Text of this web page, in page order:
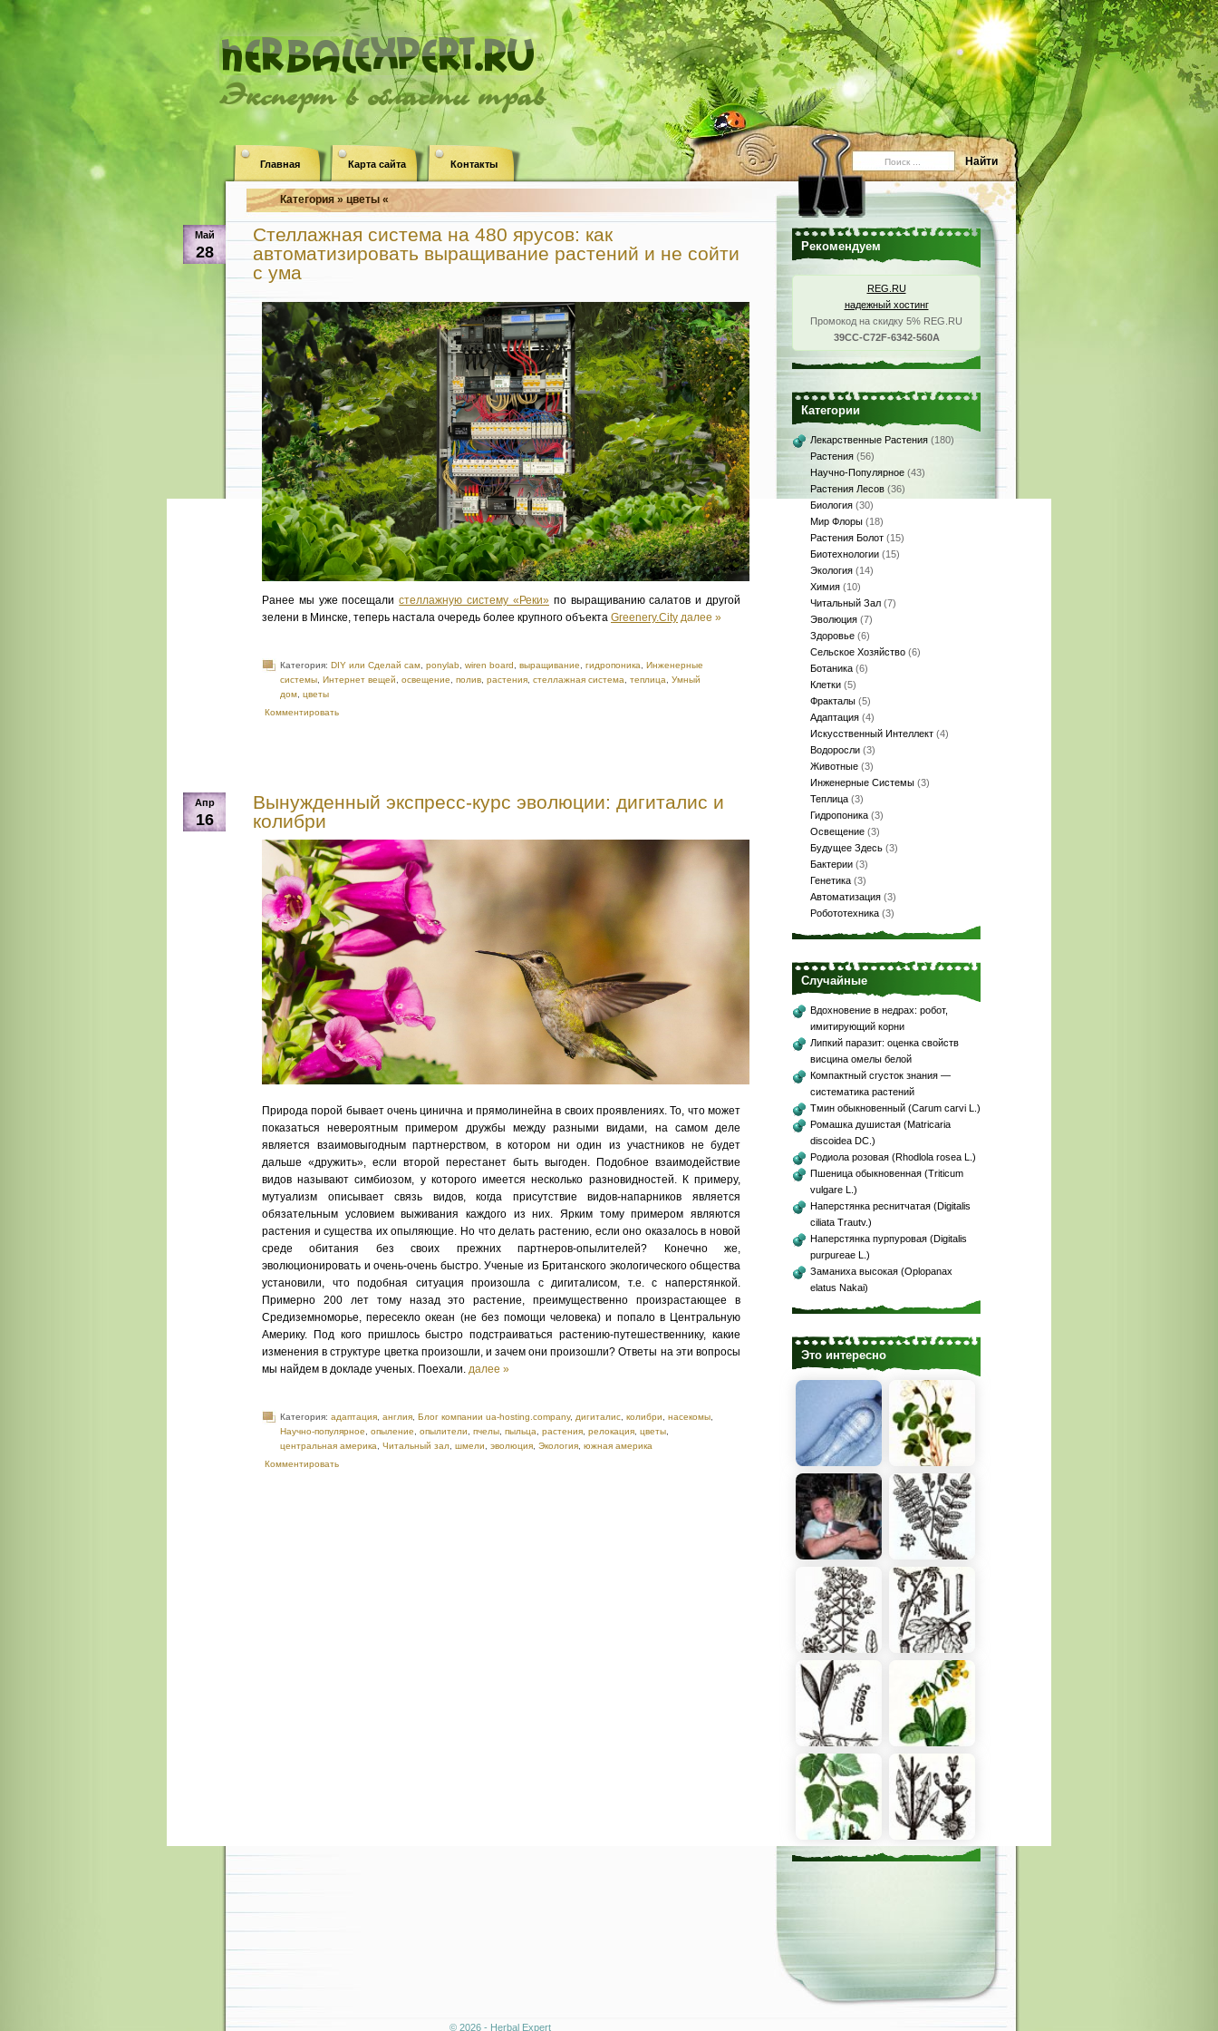
Эксперт в области трав
Главная Карта сайта Контакты
Категория » цветы «
Май
28
Стеллажная система на 480 ярусов: как
автоматизировать выращивание растений и не сойти
с ума
Ранее мы уже посещали стеллажную систему «Реки»по выращиванию салатов и другой
зелени в Минске, теперь настала очередь более крупного объекта Greenery.City далее »
Категория: DIY или Сделай сам ponylab wiren board выращивание гидропоника
Инженерные
системы Интернет вещей освещение полив растения стеллажная система теплица
Умный
дом цветы
Комментировать
Апр
16
Вынужденный экспресс-курс эволюции: дигиталис и
колибри
Природа порой бывает очень цинична и прямолинейна в своих проявлениях. То, что может
показаться невероятным примером дружбы между разными видами, на самом деле
является взаимовыгодным партнерством, в котором ни один из участников не будет
дальше «дружить», если второй перестанет быть выгоден. Подобное взаимодействие
видов называют симбиозом, у которого имеется несколько разновидностей. К примеру,
мутуализм описывает связь видов, когда присутствие видов-напарников является
обязательным условием выживания каждого из них. Ярким тому примером являются
растения и существа их опыляющие. Но что делать растению, если оно оказалось в новой
среде обитания без своих прежних партнеров-опылителей? Конечно же,
эволюционировать и очень-очень быстро. Ученые из Британского экологического общества
установили, что подобная ситуация произошла с дигиталисом, т.е. с наперстянкой.
Примерно 200 лет тому назад это растение, преимущественно произрастающее в
Средиземноморье, пересекло океан (не без помощи человека) и попало в Центральную
Америку. Под кого пришлось быстро подстраиваться растению-путешественнику, какие
изменения в структуре цветка произошли, и зачем они произошли? Ответы на эти вопросы
мы найдем в докладе ученых. Поехали. далее »
Категория: адаптация англия Блог компании ua-hosting.company, дигиталис колибри насекомы
Научно-популярное
опыление опылители пчелы пыльца растения релокация цветы
центральная америка
Читальный зал шмели эволюция Экология южная америка
Комментировать
Рекомендуем
REG.RU
надежный хостинг
Промокод на скидку 5% REG.RU
39CC-C72F-6342-560A
Категории
Лекарственные Растения (180)
Растения (56)
Научно-Популярное (43)
Растения Лесов (36)
Биология (30)
Мир Флоры (18)
Растения Болот (15)
Биотехнологии (15)
Экология (14)
Химия (10)
Читальный Зал (7)
Эволюция (7)
Здоровье (6)
Сельское Хозяйство (6)
Ботаника (6)
Клетки (5)
Фракталы (5)
Адаптация (4)
Искусственный Интеллект (4)
Водоросли (3)
Животные (3)
Инженерные Системы (3)
Теплица (3)
Гидропоника (3)
Освещение (3)
Будущее Здесь (3)
Бактерии (3)
Генетика (3)
Автоматизация (3)
Робототехника (3)
Случайные
Вдохновение в недрах: робот,
имитирующий корни
Липкий паразит: оценка свойств
висцина омелы белой
Компактный сгусток знания —
систематика растений
Тмин обыкновенный (Carum carvi L.)
Ромашка душистая (Matricaria
discoidea DC.)
Родиола розовая (Rhodlola rosea L.)
Пшеница обыкновенная (Triticum
vulgare L.)
Наперстянка реснитчатая (Digitalis
ciliata Trautv.)
Наперстянка пурпуровая (Digitalis
purpureae L.)
Заманиха высокая (Oplopanax
elatus Nakai)
Это интересно
© 2026 - Herbal Expert